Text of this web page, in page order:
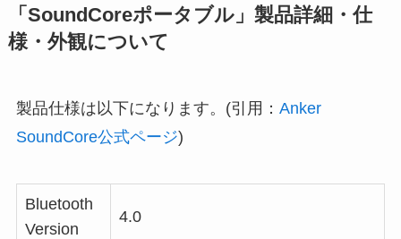
「SoundCoreポータブル」製品詳細・仕
様・外観について
製品仕様は以下になります。(引用： Anker
SoundCore公式ページ)
Bluetooth
Version
4.0